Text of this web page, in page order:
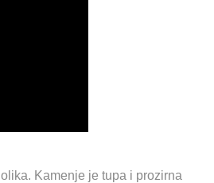
Kamenje je tupa i prozirna